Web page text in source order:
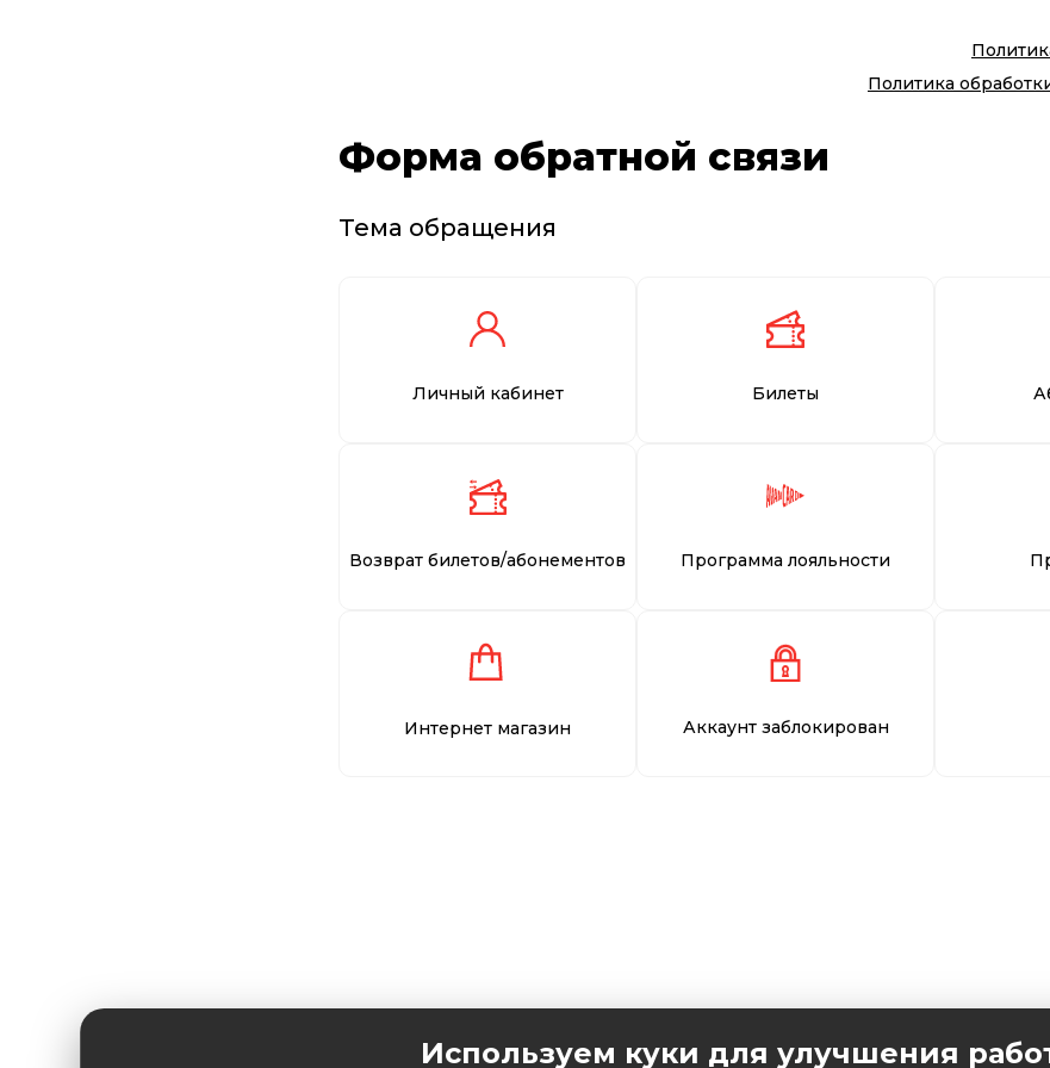
Политика
Форма обратной связи
Тема обращения
Личный кабинет Билеты
Возврат билетов/абонементов Программа лояльности
Интернет магазин Аккаунт заблокирован
Используем куки для улучшения